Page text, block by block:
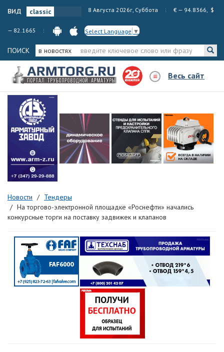
вид 8 Августа 2026г, Суббота € — 94.8366, $
— 82.1665 Select Language ▼
ПОИСК в новостях
Весь сайт
Новости
Тендеры
На торгово-электронной площадке «Роснефти» начались
конкурсные торги на поставку задвижек и клапанов